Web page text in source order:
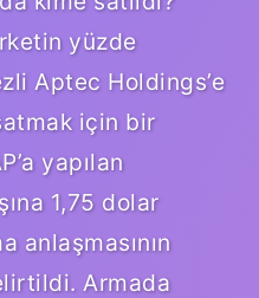
yüzde
Aptec Holdings’e
için bir
yapılan
1,75 dolar
anlaşmasının
Armada